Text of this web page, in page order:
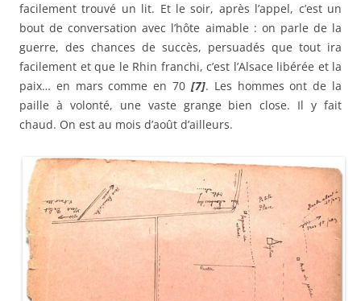
facilement trouvé un lit. Et le soir, après l’appel, c’est un
bout de conversation avec l’hôte aimable : on parle de la
guerre, des chances de succès, persuadés que tout ira
facilement et que le Rhin franchi, c’est l’Alsace libérée et la
paix… en mars comme en 70 [7]. Les hommes ont de la
paille à volonté, une vaste grange bien close. Il y fait
chaud. On est au mois d’août d’ailleurs.